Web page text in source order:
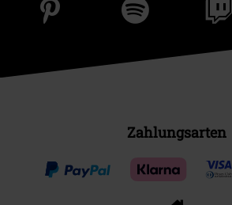
Zahlungsarten